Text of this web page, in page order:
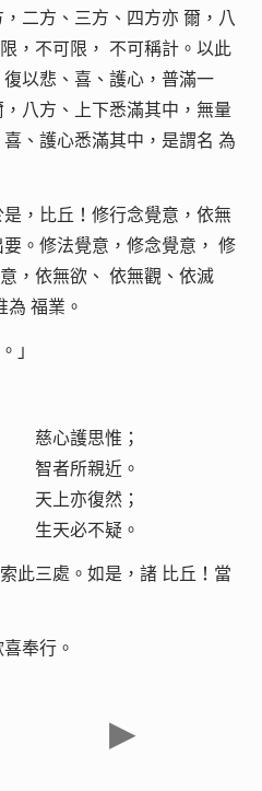
二方、三方、四方亦 爾，八
，不可限， 不可稱計。以此
復以悲、喜、護心，普滿一
八方、上下悉滿其中，無量
、護心悉滿其中，是謂名 為
，比丘！修行念覺意，依無
。修法覺意，修念覺意， 修
，依無欲、 依無觀、依滅
為 福業。
」
慈心護思惟；
智者所親近。
天上亦復然；
生天必不疑。
此三處。如是，諸 比丘！當
奉行。
▶